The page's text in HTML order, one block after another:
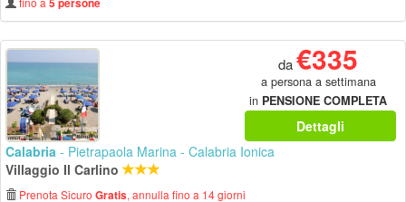
5 persone
da€335
a persona a settimana
in PENSIONE COMPLETA
Dettagli
Calabria - Pietrapaola Marina - Calabria Ionica
Villaggio Il Carlino
Prenota Sicuro Gratis, annulla fino a 14 giorni